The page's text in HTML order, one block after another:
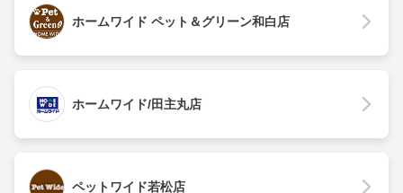
ホームワイド ペット＆グリーン和白店
ホームワイド/田主丸店
ペットワイド若松店